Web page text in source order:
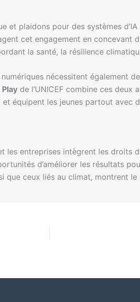
et plaidons pour des systèmes
cet engagement en concevant
la santé, la résilience
nécessitent également
de l’UNICEF combine ces
équipent les jeunes partout avec
les entreprises intègrent les droits
d’améliorer les résultats
que ceux liés au climat, montrent le